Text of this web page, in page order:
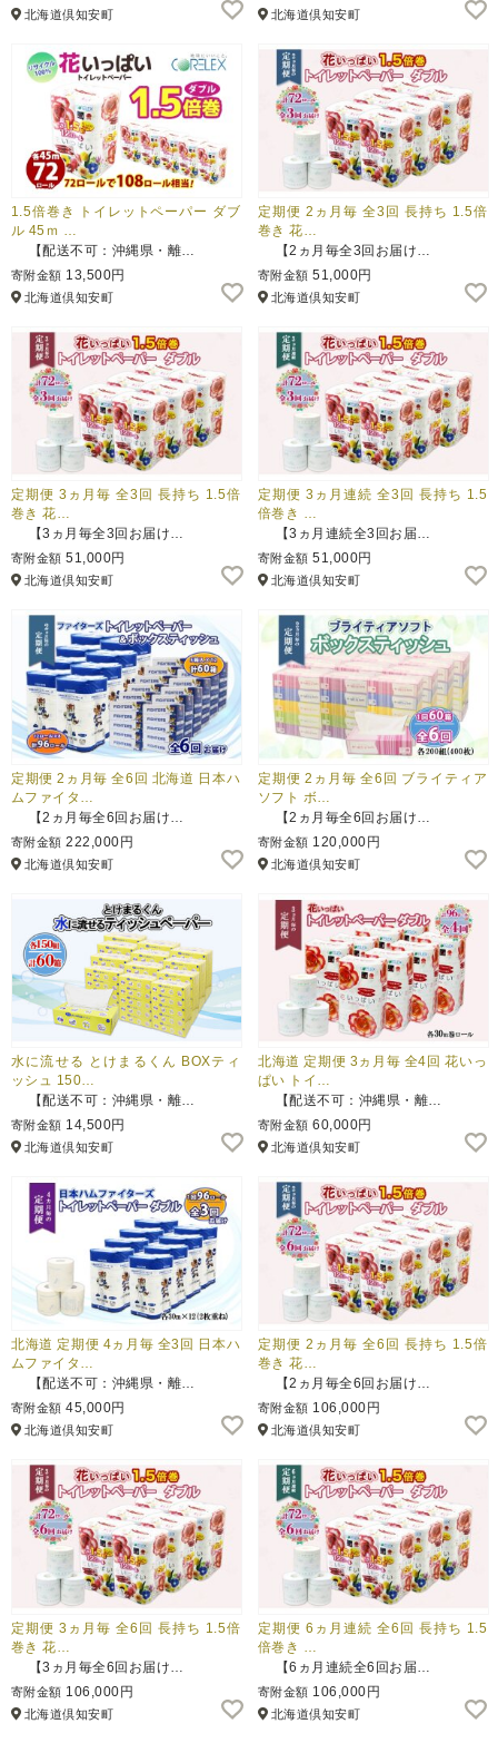
北海道倶知安町 北海道倶知安町
1.5倍巻き トイレットペーパー ダブ
ル 45ｍ …
【配送不可：沖縄県・離…
寄附金額 13,500円
北海道倶知安町
定期便 2ヵ月毎 全3回 長持ち 1.5倍
巻き 花…
【2ヵ月毎全3回お届け…
寄附金額 51,000円
北海道倶知安町
定期便 3ヵ月毎 全3回 長持ち 1.5倍
巻き 花…
【3ヵ月毎全3回お届け…
寄附金額 51,000円
北海道倶知安町
定期便 3ヵ月連続 全3回 長持ち 1.5
倍巻き …
【3ヵ月連続全3回お届…
寄附金額 51,000円
北海道倶知安町
定期便 2ヵ月毎 全6回 北海道 日本ハ
ムファイタ…
【2ヵ月毎全6回お届け…
寄附金額 222,000円
北海道倶知安町
定期便 2ヵ月毎 全6回 ブライティア
ソフト ボ…
【2ヵ月毎全6回お届け…
寄附金額 120,000円
北海道倶知安町
水に流せる とけまるくん BOXティ
ッシュ 150…
【配送不可：沖縄県・離…
寄附金額 14,500円
北海道倶知安町
北海道 定期便 3ヵ月毎 全4回 花いっ
ぱい トイ…
【配送不可：沖縄県・離…
寄附金額 60,000円
北海道倶知安町
北海道 定期便 4ヵ月毎 全3回 日本ハ
ムファイタ…
【配送不可：沖縄県・離…
寄附金額 45,000円
北海道倶知安町
定期便 2ヵ月毎 全6回 長持ち 1.5倍
巻き 花…
【2ヵ月毎全6回お届け…
寄附金額 106,000円
北海道倶知安町
定期便 3ヵ月毎 全6回 長持ち 1.5倍
巻き 花…
【3ヵ月毎全6回お届け…
寄附金額 106,000円
北海道倶知安町
定期便 6ヵ月連続 全6回 長持ち 1.5
倍巻き …
【6ヵ月連続全6回お届…
寄附金額 106,000円
北海道倶知安町